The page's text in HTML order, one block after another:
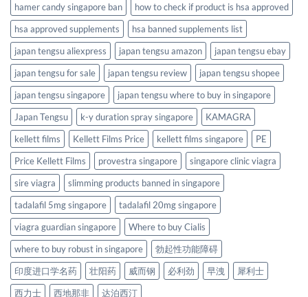
hamer candy singapore ban
how to check if product is hsa approved
hsa approved supplements
hsa banned supplements list
japan tengsu aliexpress
japan tengsu amazon
japan tengsu ebay
japan tengsu for sale
japan tengsu review
japan tengsu shopee
japan tengsu singapore
japan tengsu where to buy in singapore
Japan Tengsu
k-y duration spray singapore
KAMAGRA
kellett films
Kellett Films Price kellett films singapore
PE
Price Kellett Films
provestra singapore
singapore clinic viagra
sire viagra
slimming products banned in singapore
tadalafil 5mg singapore
tadalafil 20mg singapore
viagra guardian singapore
Where to buy Cialis
where to buy robust in singapore
勃起性功能障碍
印度进口学名药
壮阳药 威而钢 必利劲 早洩
犀利士
西力士
西地那非 达泊西汀